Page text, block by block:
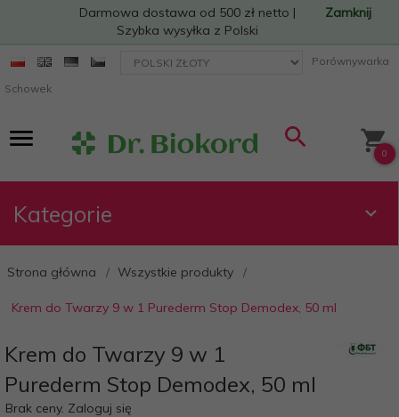
Darmowa dostawa od 500 zł netto |
Szybka wysyłka z Polski
Zamknij
currency_h Porównywarka
Schowek
0
Kategorie
Strona główna Wszystkie produkty
Krem do Twarzy 9 w 1 Purederm Stop Demodex, 50 ml
Krem do Twarzy 9 w 1
Purederm Stop Demodex, 50 ml
Brak ceny. Zaloguj się